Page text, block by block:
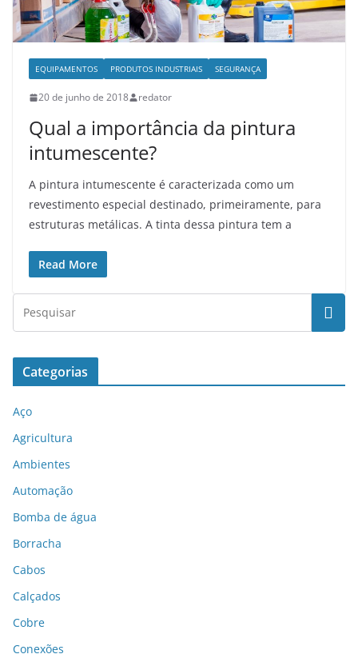
EQUIPAMENTOS PRODUTOS INDUSTRIAIS SEGURANÇA
20 de junho de 2018 redator
Qual a importância da pintura
intumescente?
A pintura intumescente é caracterizada como um
revestimento especial destinado, primeiramente, para
estruturas metálicas. A tinta dessa pintura tem a
Read More
Categorias
Aço
Agricultura
Ambientes
Automação
Bomba de água
Borracha
Cabos
Calçados
Cobre
Conexões